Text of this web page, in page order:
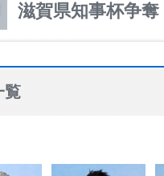
滋賀県知事杯争
覧